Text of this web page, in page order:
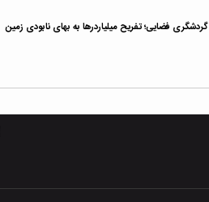
گردشگری فضایی؛ تفریح میلیاردرها به بهای نابودی زمین